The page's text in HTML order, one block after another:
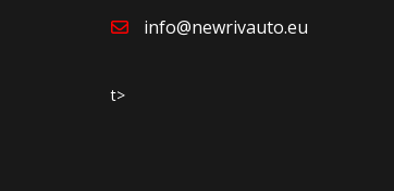
info@newrivauto.eu
t>